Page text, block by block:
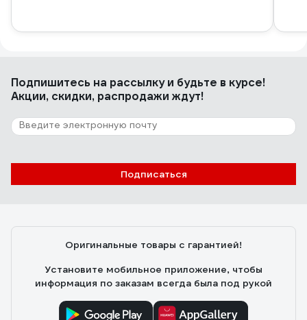
Подпишитесь на рассылкуи будьте в курсе!
Акции, скидки, распродажи ждут!
Подписаться
Оригинальные товары с гарантией!
Установите мобильное приложение, чтобы
информация по заказам всегда была под рукой